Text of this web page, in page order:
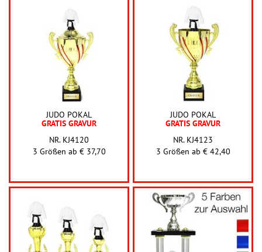
JUDO POKAL
GRATIS GRAVUR
NR. KJ4120
3 Größen ab € 37,70
JUDO POKAL
GRATIS GRAVUR
NR. KJ4123
3 Größen ab € 42,40